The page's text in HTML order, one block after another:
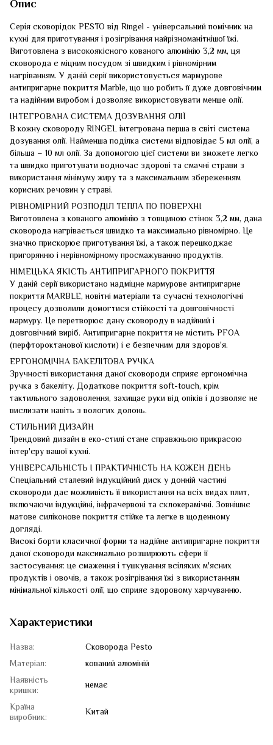
Опис
Серія сковорідок PESTO від Ringel - універсальний помічник на
кухні для приготування і розігрівання найрізноманітнішої їжі.
Виготовлена з високоякісного кованого алюмінію 3,2 мм, ця
сковорода є міцним посудом зі швидким і рівномірним
нагріванням. У даній серії використовується мармурове
антипригарне покриття Marble, що що робить її дуже довговічним
та надійним виробом і дозволяє використовувати менше олії.
ІНТЕГРОВАНА СИСТЕМА ДОЗУВАННЯ ОЛІЇ
В кожну сковороду RINGEL інтегрована перша в світі система
дозування олії. Найменша поділка системи відповідає 5 мл олії, а
більша – 10 мл олії. За допомогою цієї системи ви зможете легко
та швидко приготувати водночас здорові та смачні страви з
використання мінімуму жиру та з максимальним збереженням
корисних речовин у страві.
РІВНОМІРНИЙ РОЗПОДІЛ ТЕПЛА ПО ПОВЕРХНІ
Виготовлена з кованого алюмінію з товщиною стінок 3,2 мм, дана
сковорода нагрівається швидко та максимально рівномірно. Це
значно прискорює приготування їжі, а також перешкоджає
пригорянню і нерівномірному просмажуванню продуктів.
НІМЕЦЬКА ЯКІСТЬ АНТИПРИГАРНОГО ПОКРИТТЯ
У даній серії використано надміцне мармурове антипригарне
покриття MARBLE, новітні матеріали та сучасні технологічні
процесу дозволили домогтися стійкості та довговічності
мармуру. Це перетворює дану сковороду в надійний і
довговічний виріб. Антипригарне покриття не містить PFOA
(перфтороктанової кислоти) і є безпечним для здоров'я.
ЕРГОНОМІЧНА БАКЕЛІТОВА РУЧКА
Зручності використання даної сковороди сприяє ергономічна
ручка з бакеліту. Додаткове покриття soft-touch, крім
тактильного задоволення, захищає руки від опіків і дозволяє не
вислизати навіть з вологих долонь.
СТИЛЬНИЙ ДИЗАЙН
Трендовий дизайн в еко-стилі стане справжньою прикрасою
інтер'єру вашої кухні.
УНІВЕРСАЛЬНІСТЬ І ПРАКТИЧНІСТЬ НА КОЖЕН ДЕНЬ
Спеціальний сталевий індукційний диск у донній частині
сковороди дає можливість її використання на всіх видах плит,
включаючи індукційні, інфрачервоні та склокерамічні. Зовнішнє
матове силіконове покриття стійке та легке в щоденному
догляді.
Високі борти класичної форми та надійне антипригарне покриття
даної сковороди максимально розширюють сфери її
застосування: це смаження і тушкування всіляких м'ясних
продуктів і овочів, а також розігрівання їжі з використанням
мінімальної кількості олії, що сприяє здоровому харчуванню.
Характеристики
Назва:
Сковорода Pesto
Матеріал:
кований алюміній
Наявність
кришки:
немає
Країна
виробник:
Китай